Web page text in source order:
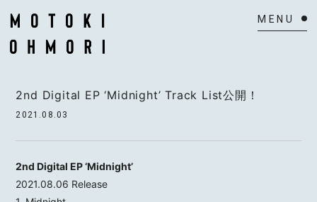
NEWS
SCHEDULE
BIOGRAPHY
2nd Digital EP ‘Midnight’ Track List公開！
2021.08.03
2nd Digital EP ‘Midnight’
2021.08.06 Release